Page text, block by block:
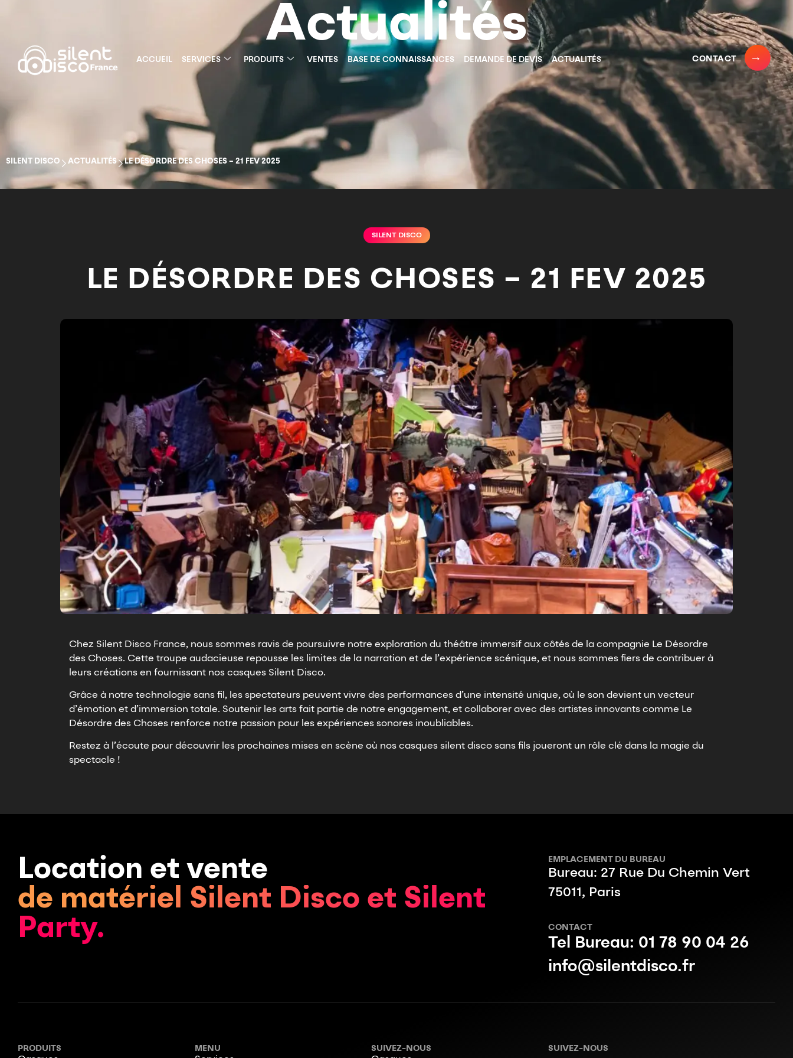
ACCUEIL SERVICES PRODUITS VENTES BASE DE CONNAISSANCES DEMANDE DE DEVIS ACTUALITÉS CONTACT
Actualités
SILENT DISCO ACTUALITÉS LE DÉSORDRE DES CHOSES – 21 FEV 2025
SILENT DISCO
LE DÉSORDRE DES CHOSES – 21 FEV 2025
Chez Silent Disco France, nous sommes ravis de poursuivre notre exploration du théâtre immersif aux côtés de la compagnie Le Désordre
des Choses. Cette troupe audacieuse repousse les limites de la narration et de l’expérience scénique, et nous sommes fiers de contribuer à
leurs créations en fournissant nos casques Silent Disco.
Grâce à notre technologie sans fil, les spectateurs peuvent vivre des performances d’une intensité unique, où le son devient un vecteur
d’émotion et d’immersion totale. Soutenir les arts fait partie de notre engagement, et collaborer avec des artistes innovants comme Le
Désordre des Choses renforce notre passion pour les expériences sonores inoubliables.
Restez à l’écoute pour découvrir les prochaines mises en scène où nos casques silent disco sans fils joueront un rôle clé dans la magie du
spectacle !
Location et vente
de matériel Silent Disco et Silent
Party.
EMPLACEMENT DU BUREAU
Bureau: 27 Rue Du Chemin Vert
75011, Paris
CONTACT
Tel Bureau: 01 78 90 04 26
info@silentdisco.fr
PRODUITS MENU SUIVEZ-NOUS SUIVEZ-NOUS